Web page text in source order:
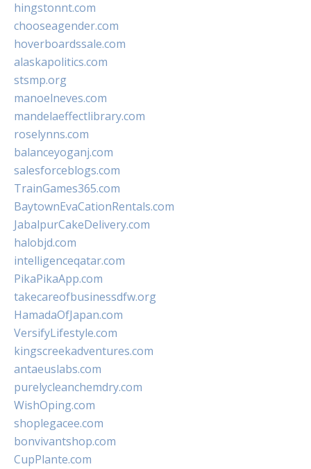
hingstonnt.com
chooseagender.com
hoverboardssale.com
alaskapolitics.com
stsmp.org
manoelneves.com
mandelaeffectlibrary.com
roselynns.com
balanceyoganj.com
salesforceblogs.com
TrainGames365.com
BaytownEvaCationRentals.com
JabalpurCakeDelivery.com
halobjd.com
intelligenceqatar.com
PikaPikaApp.com
takecareofbusinessdfw.org
HamadaOfJapan.com
VersifyLifestyle.com
kingscreekadventures.com
antaeuslabs.com
purelycleanchemdry.com
WishOping.com
shoplegacee.com
bonvivantshop.com
CupPlante.com